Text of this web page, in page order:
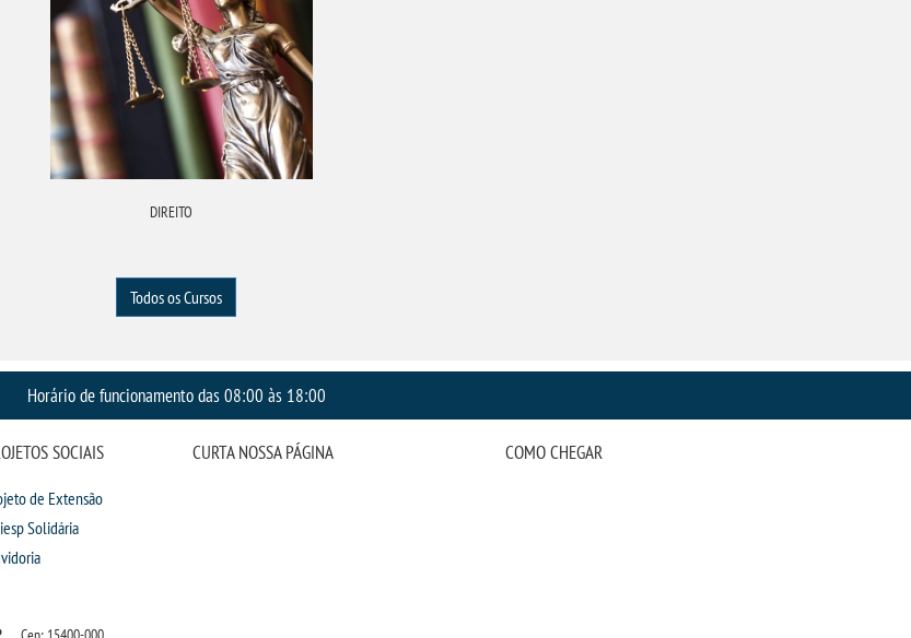
DIREITO
Todos os Cursos
Horário de funcionamento das 08:00 às 18:00
SOCIAIS
de Extensão
Solidária
CURTA NOSSA PÁGINA COMO CHEGAR